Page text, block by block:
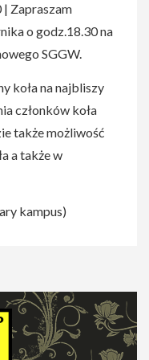
| Zapraszam
o godz.18.30 na
SGGW.
koła na najbliszy
członków koła
także możliwość
a także w
kampus)